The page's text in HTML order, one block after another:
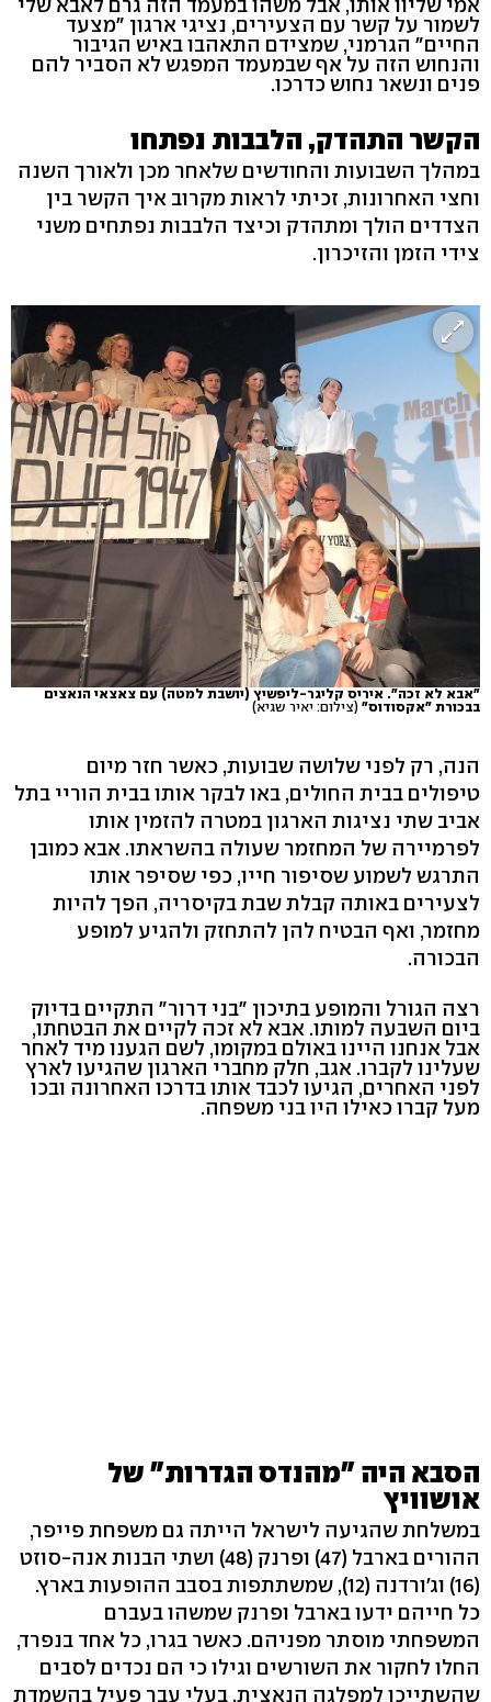
לשמור על קשר עם הצעירים, נציגי ארגון "מצעד
החיים" הגרמני, שמצידם התאהבו באיש הגיבור
והנחוש הזה על אף שבמעמד המפגש לא הסביר להם
פנים ונשאר נחוש כדרכו.
הקשר התהדק, הלבבות נפתחו
במהלך השבועות והחודשים שלאחר מכן ולאורך השנה
וחצי האחרונות, זכיתי לראות מקרוב איך הקשר בין
הצדדים הולך ומתהדק וכיצד הלבבות נפתחים משני
צידי הזמן והזיכרון.
"אבא לא זכה". איריס קליגר-ליפשיץ (יושבת למטה) עם צאצאי הנאצים
בבכורת "אקסודוס" (צילום: יאיר שגיא)
הנה, רק לפני שלושה שבועות, כאשר חזר מיום
טיפולים בבית החולים, באו לבקר אותו בבית הוריי בתל
אביב שתי נציגות הארגון במטרה להזמין אותו
לפרמיירה של המחזמר שעולה בהשראתו. אבא כמובן
התרגש לשמוע שסיפור חייו, כפי שסיפר אותו
לצעירים באותה קבלת שבת בקיסריה, הפך להיות
מחזמר, ואף הבטיח להן להתחזק ולהגיע למופע
הבכורה.
רצה הגורל והמופע בתיכון "בני דרור" התקיים בדיוק
ביום השבעה למותו. אבא לא זכה לקיים את הבטחתו,
אבל אנחנו היינו באולם במקומו, לשם הגענו מיד לאחר
שעלינו לקברו. אגב, חלק מחברי הארגון שהגיעו לארץ
לפני האחרים, הגיעו לכבד אותו בדרכו האחרונה ובכו
מעל קברו כאילו היו בני משפחה.
הסבא היה "מהנדס הגדרות" של
אושוויץ
במשלחת שהגיעה לישראל הייתה גם משפחת פייפר,
ההורים בארבל (47) ופרנק (48) ושתי הבנות אנה-סוזט
(16) וג'ורדנה (12), שמשתתפות בסבב ההופעות בארץ.
כל חייהם ידעו בארבל ופרנק שמשהו בעברם
המשפחתי מוסתר מפניהם. כאשר בגרו, כל אחד בנפרד,
החלו לחקור את השורשים וגילו כי הם נכדים לסבים
שהשתייכו למפלגה הנאצית, בעלי עבר פעיל בהשמדת